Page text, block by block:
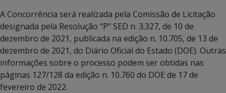
A Concorrência será realizada pela Comissão de Licitação
designada pela Resolução “P” SED n. 3.327, de 10 de
dezembro de 2021, publicada na edição n. 10.705, de 13 de
dezembro de 2021, do Diário Oficial do Estado (DOE). Outras
informações sobre o processo podem ser obtidas nas
páginas 127/128 da edição n. 10.760 do DOE de 17 de
fevereiro de 2022.